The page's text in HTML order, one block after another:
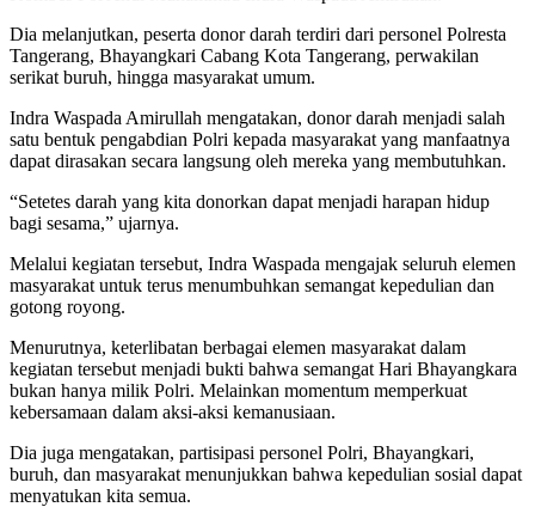
Dia melanjutkan, peserta donor darah terdiri dari personel Polresta
Tangerang, Bhayangkari Cabang Kota Tangerang, perwakilan
serikat buruh, hingga masyarakat umum.
Indra Waspada Amirullah mengatakan, donor darah menjadi salah
satu bentuk pengabdian Polri kepada masyarakat yang manfaatnya
dapat dirasakan secara langsung oleh mereka yang membutuhkan.
“Setetes darah yang kita donorkan dapat menjadi harapan hidup
bagi sesama,” ujarnya.
Melalui kegiatan tersebut, Indra Waspada mengajak seluruh elemen
masyarakat untuk terus menumbuhkan semangat kepedulian dan
gotong royong.
Menurutnya, keterlibatan berbagai elemen masyarakat dalam
kegiatan tersebut menjadi bukti bahwa semangat Hari Bhayangkara
bukan hanya milik Polri. Melainkan momentum memperkuat
kebersamaan dalam aksi-aksi kemanusiaan.
Dia juga mengatakan, partisipasi personel Polri, Bhayangkari,
buruh, dan masyarakat menunjukkan bahwa kepedulian sosial dapat
menyatukan kita semua.